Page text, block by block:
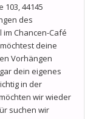
103, 44145
des
Chancen-Café
deine
Vorhängen
dein eigenes
in der
wir wieder
suchen wir